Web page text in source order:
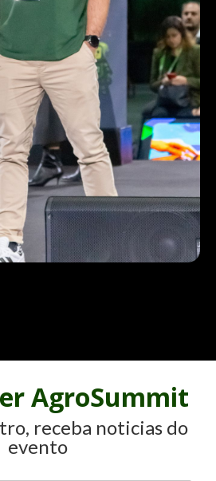
AgroSummit
receba noticias do
evento